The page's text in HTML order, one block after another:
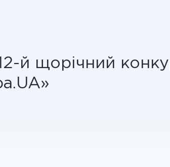
й щорічний